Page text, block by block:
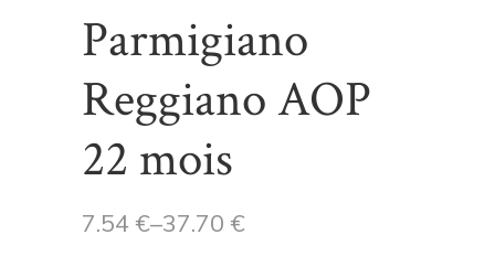
Parmigiano
Reggiano AOP
22 mois
7.54 €–37.70 €